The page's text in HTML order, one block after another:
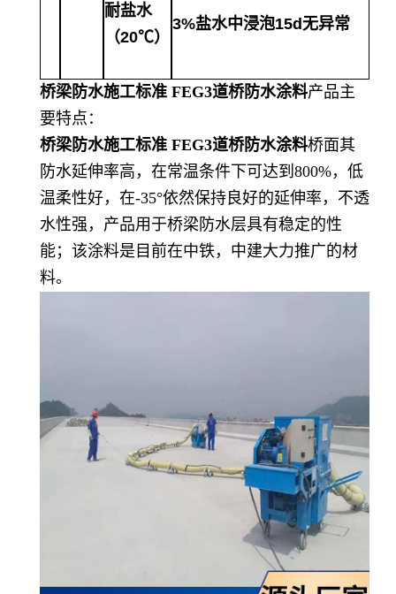
耐盐水
（20℃）
3%盐水中浸泡15d无异常
桥梁防水施工标准 FEG3道桥防水涂料产品主
要特点：
桥梁防水施工标准 FEG3道桥防水涂料桥面其
防水延伸率高，在常温条件下可达到800%，低
温柔性好，在-35°依然保持良好的延伸率，不透
水性强，产品用于桥梁防水层具有稳定的性
能；该涂料是目前在中铁，中建大力推广的材
料。